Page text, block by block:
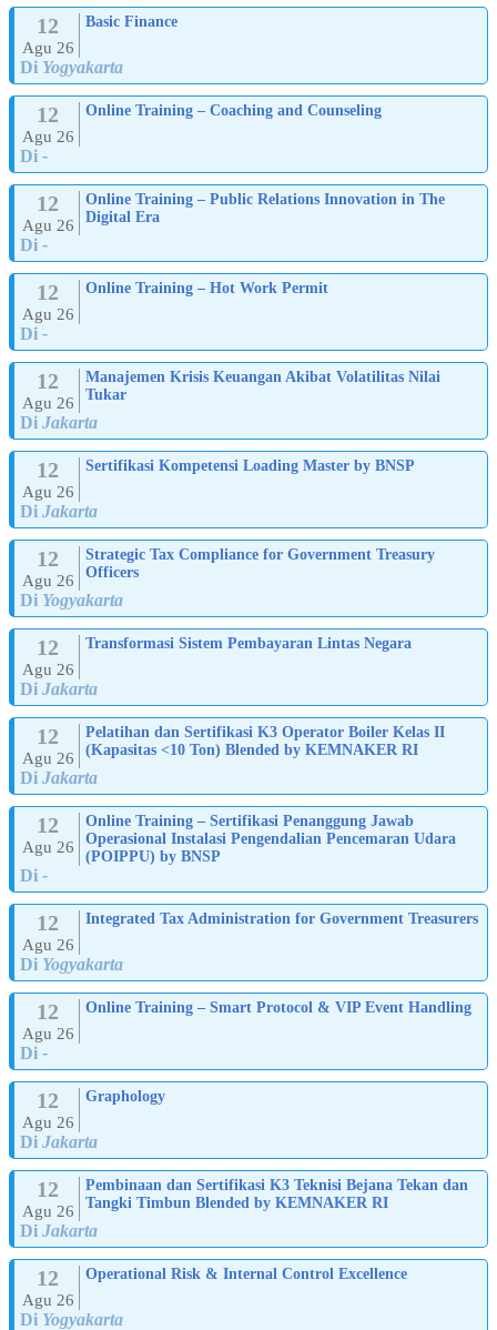
12
Agu 26
Basic Finance
Di Yogyakarta
12
Agu 26
Online Training – Coaching and Counseling
Di -
12
Agu 26
Online Training – Public Relations Innovation in The
Digital Era
Di -
12
Agu 26
Online Training – Hot Work Permit
Di -
12
Agu 26
Manajemen Krisis Keuangan Akibat Volatilitas Nilai
Tukar
Di Jakarta
12
Agu 26
Sertifikasi Kompetensi Loading Master by BNSP
Di Jakarta
12
Agu 26
Strategic Tax Compliance for Government Treasury
Officers
Di Yogyakarta
12
Agu 26
Transformasi Sistem Pembayaran Lintas Negara
Di Jakarta
12
Agu 26
Pelatihan dan Sertifikasi K3 Operator Boiler Kelas II
(Kapasitas <10 Ton) Blended by KEMNAKER RI
Di Jakarta
12
Agu 26
Online Training – Sertifikasi Penanggung Jawab
Operasional Instalasi Pengendalian Pencemaran Udara
(POIPPU) by BNSP
Di -
12
Agu 26
Integrated Tax Administration for Government Treasurers
Di Yogyakarta
12
Agu 26
Online Training – Smart Protocol & VIP Event Handling
Di -
12
Agu 26
Graphology
Di Jakarta
12
Agu 26
Pembinaan dan Sertifikasi K3 Teknisi Bejana Tekan dan
Tangki Timbun Blended by KEMNAKER RI
Di Jakarta
12
Agu 26
Operational Risk & Internal Control Excellence
Di Yogyakarta